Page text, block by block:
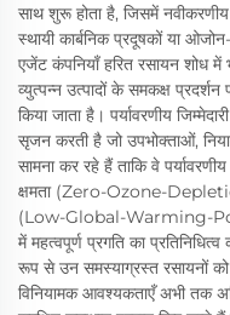
साथ शुरू होता है, जिसमें नवीकरणीय
स्थायी कार्बनिक प्रदूषकों या
एजेंट कंपनियाँ हरित रसायन शोध में
व्युत्पन्न उत्पादों के समकक्ष
किया जाता है। पर्यावरणीय
सृजन करती है जो उपभोक्ताओं,
सामना कर रहे हैं ताकि वे
क्षमता (Zero-Ozone-
(Low-Global-Warming-
में महत्वपूर्ण प्रगति का
रूप से उन समस्याग्रस्त रसायनों
विनियामक आवश्यकताएँ अभी तक